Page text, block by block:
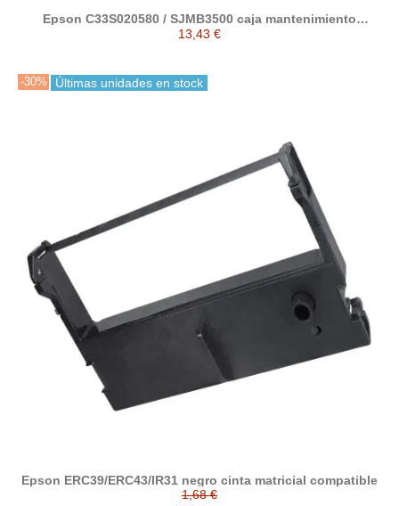
Epson C33S020580 / SJMB3500 caja mantenimiento
compatible
13,43 €
-30% Últimas unidades en stock
Epson ERC39/ERC43/IR31 negro cinta matricial compatible
1,68 €